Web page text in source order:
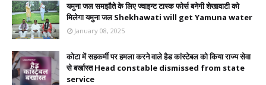
यमुना जल समझौते के लिए ज्वाइन्ट टास्क फोर्स बनेगी शेखावाटी को
मिलेगा यमुना जल Shekhawati will get Yamuna water
January 08, 2025
कोटा में सहकर्मी पर हमला करने वाले हैड कांस्टेबल को किया राज्य सेवा
से बर्खास्त Head constable dismissed from state
service